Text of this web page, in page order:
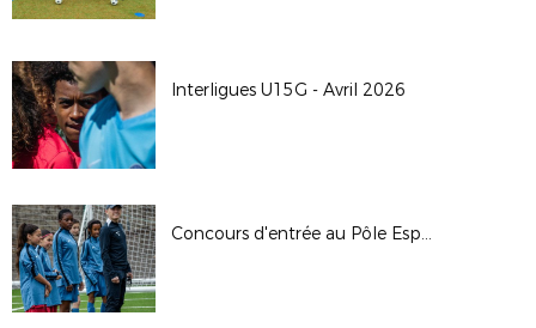
Interligues U15G - Avril 2026
Concours d'entrée au Pôle Espoirs - 2026